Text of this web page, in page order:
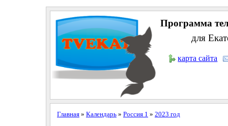
Программа
для
карта сайта
Главная» Календарь» Россия 1 » 2023 год